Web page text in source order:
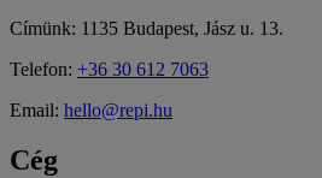
Címünk: 1135 Budapest, Jász u. 13.
Telefon: +36 30 612 7063
Email: hello@repi.hu
Cég